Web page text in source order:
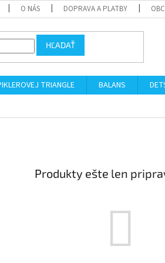
O NÁS DOPRAVA A PLATBY
HĽADAŤ
TRIANGLE BALANS
Produkty ešte len